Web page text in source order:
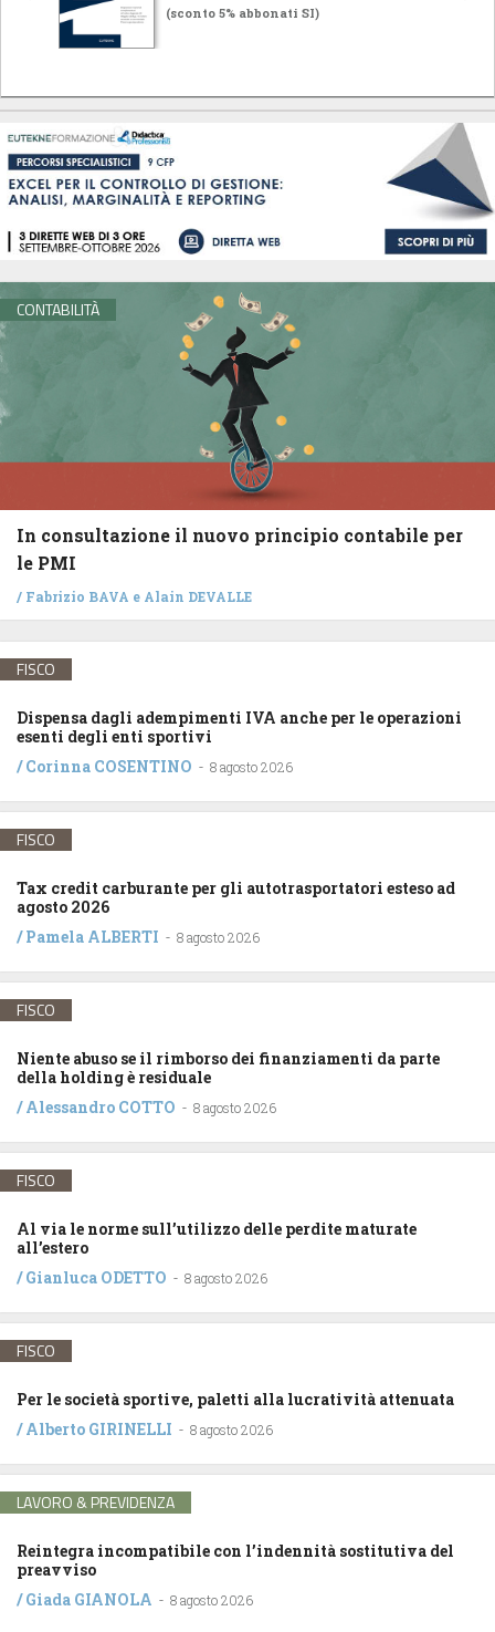
(sconto 5% abbonati SI)
CONTABILITÀ
In consultazione il nuovo principio contabile per
le PMI
/ Fabrizio BAVA e Alain DEVALLE
FISCO
Dispensa dagli adempimenti IVA anche per le operazioni
esenti degli enti sportivi
/Corinna COSENTINO - 8 agosto 2026
FISCO
Tax credit carburante per gli autotrasportatori esteso ad
agosto 2026
/Pamela ALBERTI - 8 agosto 2026
FISCO
Niente abuso se il rimborso dei finanziamenti da parte
della holding è residuale
/Alessandro COTTO - 8 agosto 2026
FISCO
Al via le norme sull’utilizzo delle perdite maturate
all’estero
/Gianluca ODETTO - 8 agosto 2026
FISCO
Per le società sportive, paletti alla lucratività attenuata
/Alberto GIRINELLI - 8 agosto 2026
LAVORO & PREVIDENZA
Reintegra incompatibile con l’indennità sostitutiva del
preavviso
/Giada GIANOLA - 8 agosto 2026